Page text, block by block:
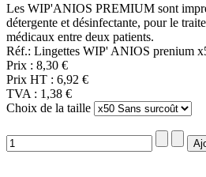
Les WIP'ANIOS PREMIUM sont
détergente et désinfectante, pour le
médicaux entre deux patients.
Réf.: Lingettes WIP' ANIOS prenium
Prix : 8,30 €
Prix HT : 6,92 €
TVA : 1,38 €
Choix de la taille